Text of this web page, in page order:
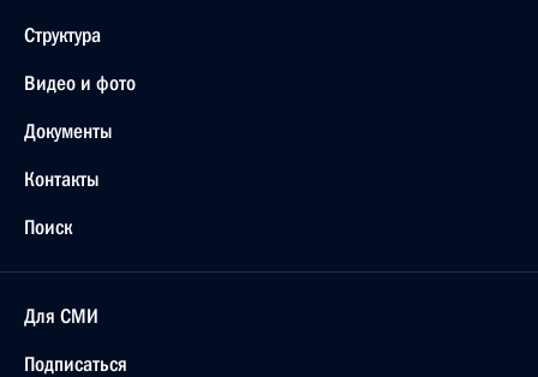
Структура
Видео и фото
Документы
Контакты
Поиск
Для СМИ
Подписаться